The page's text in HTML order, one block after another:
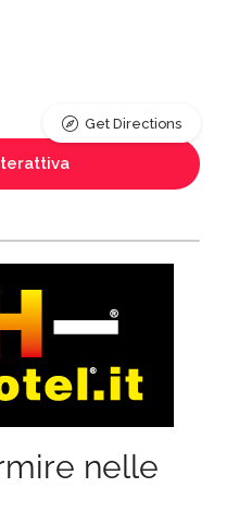
Get Directions
nelle